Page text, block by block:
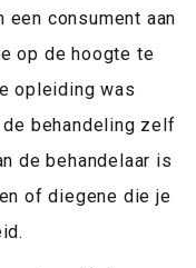
een consument aan
op de hoogte te
opleiding was
behandeling zelf
de behandelaar is
of diegene die je